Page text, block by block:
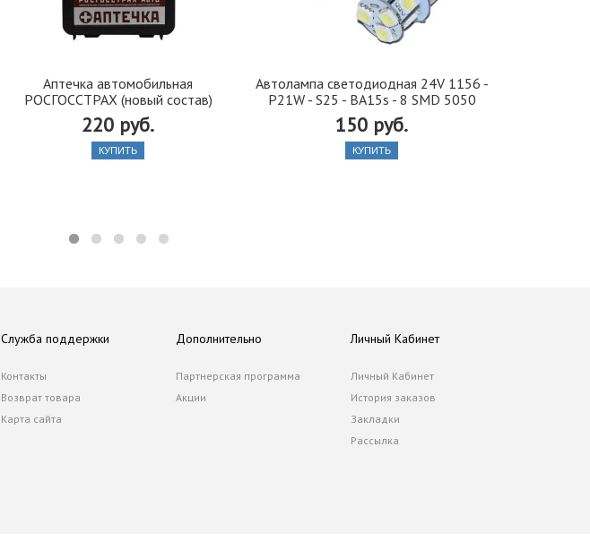
Аптечка автомобильная
РОСГОССТРАХ (новый состав)
220 руб.
КУПИТЬ
Автолампа cветодиодная 24V 1156 -
P21W - S25 - BA15s - 8 SMD 5050
150 руб.
КУПИТЬ
Служба поддержки
Контакты
Возврат товара
Карта сайта
Дополнительно
Партнерская программа
Акции
Личный Кабинет
Личный Кабинет
История заказов
Закладки
Рассылка